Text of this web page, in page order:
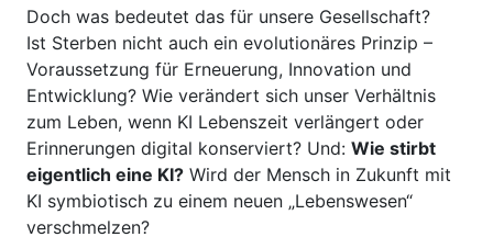
Doch was bedeutet das für unsere Gesellschaft?
Ist Sterben nicht auch ein evolutionäres Prinzip –
Voraussetzung für Erneuerung, Innovation und
Entwicklung? Wie verändert sich unser Verhältnis
zum Leben, wenn KI Lebenszeit verlängert oder
Erinnerungen digital konserviert? Und: Wie stirbt
eigentlich eine KI? Wird der Mensch in Zukunft mit
KI symbiotisch zu einem neuen „Lebenswesen“
verschmelzen?